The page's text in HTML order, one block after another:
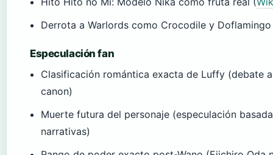
Derrota a Warlords como Crocodile y Doflamingo
Especulación fan
Clasificación romántica exacta de Luffy (debate
canon)
Muerte futura del personaje (especulación
narrativas)